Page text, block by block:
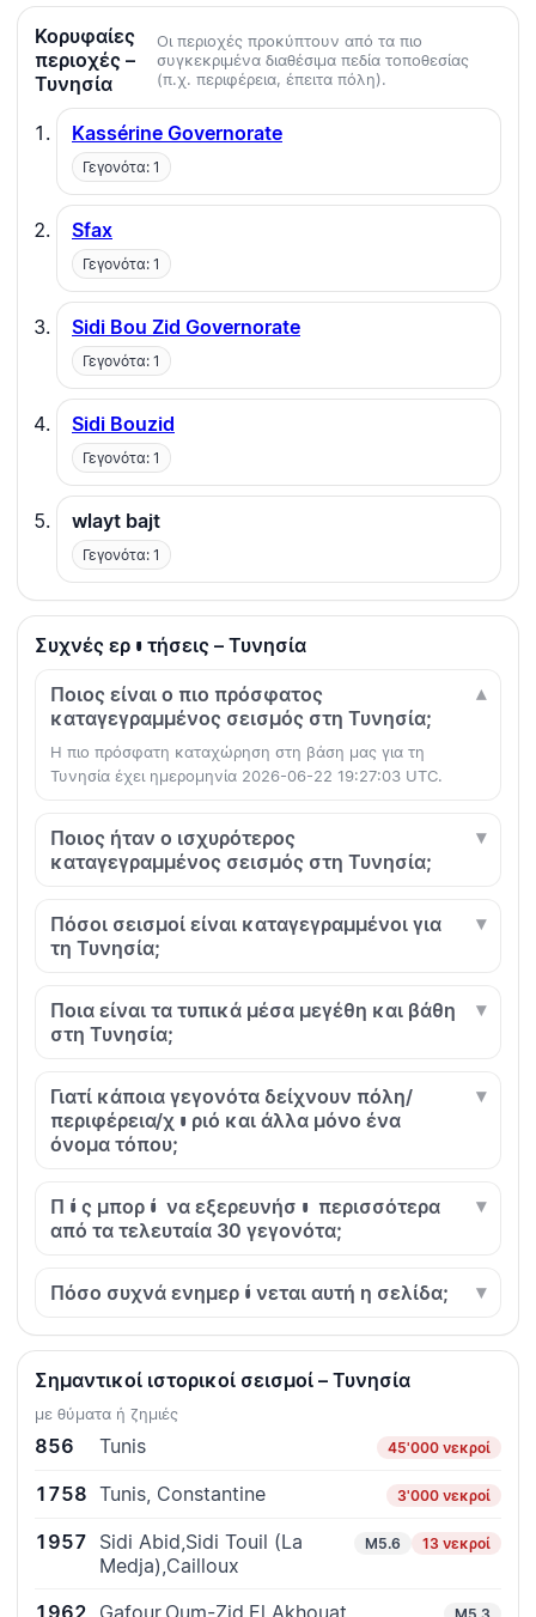
Κορυφαίες
περιοχές –
Τυνησία
Οι περιοχές προκύπτουν από τα πιο
συγκεκριμένα διαθέσιμα πεδία τοποθεσίας
(π.χ. περιφέρεια, έπειτα πόλη).
Kassérine Governorate
Γεγονότα: 1
Sfax
Γεγονότα: 1
Sidi Bou Zid Governorate
Γεγονότα: 1
Sidi Bouzid
Γεγονότα: 1
wlayt bajt
Γεγονότα: 1
Συχνές ερωτήσεις – Τυνησία
Ποιος είναι ο πιο πρόσφατος
καταγεγραμμένος σεισμός στη Τυνησία;
Η πιο πρόσφατη καταχώρηση στη βάση μας για τη
Τυνησία έχει ημερομηνία 2026-06-22 19:27:03 UTC.
Ποιος ήταν ο ισχυρότερος
καταγεγραμμένος σεισμός στη Τυνησία;
Πόσοι σεισμοί είναι καταγεγραμμένοι για
τη Τυνησία;
Ποια είναι τα τυπικά μέσα μεγέθη και βάθη
στη Τυνησία;
Γιατί κάποια γεγονότα δείχνουν πόλη/
περιφέρεια/χωριό και άλλα μόνο ένα
όνομα τόπου;
Πώς μπορώ να εξερευνήσω περισσότερα
από τα τελευταία 30 γεγονότα;
Πόσο συχνά ενημερώνεται αυτή η σελίδα;
Σημαντικοί ιστορικοί σεισμοί – Τυνησία
με θύματα ή ζημιές
856 Tunis 45'000 νεκροί
1758 Tunis, Constantine 3'000 νεκροί
1957 Sidi Abid,Sidi Touil (La
Medja),Cailloux
M5.6 13 νεκροί